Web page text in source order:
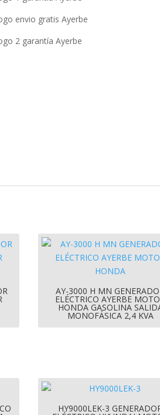
AY-3000 H MN
ELÉCTRICO AYERBE
HONDA GASOLINA
MONOFÁSICA 2,4 KVA
HY9000LEK-3